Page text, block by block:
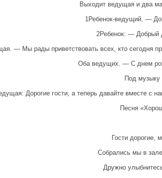
Выходит ведущая и два
1Ребенок-ведущий. —
2Ребенок: — Добрый
— Мы рады приветствовать всех, кто сегодня
Оба ведущих. — С днем
Под музыку
Дорогие гости, а теперь давайте вместе с
Песня
Гости дорогие,
Собрались мы в
Дружно